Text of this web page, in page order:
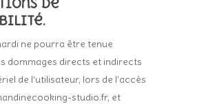
de
ne pourra être tenue
dommages directs et indirects
de l’utilisateur, lors de l’accès
studio.fr, et